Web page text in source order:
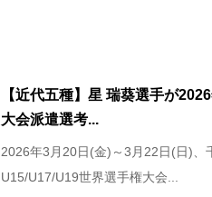
【近代五種】星 瑞葵選手が
大会派遣選考...
2026年3月20日(金)～3月22日(日)、
U15/U17/U19世界選手権大会...